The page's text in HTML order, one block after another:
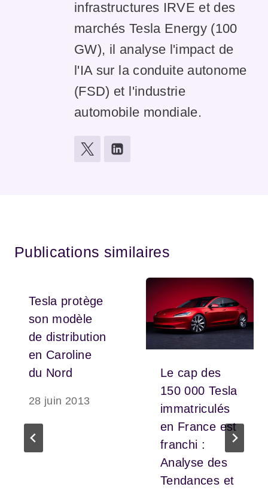
infrastructures IRVE et des
marchés Tesla Energy (100
GW), il analyse l'impact de
l'IA sur la conduite autonome
(FSD) et l'industrie
automobile mondiale.
Publications similaires
Tesla protège
son modèle
de distribution
en Caroline
du Nord
28 juin 2013
Le cap des
150 000 Tesla
immatriculés
en France est
franchi :
Analyse des
Tendances et